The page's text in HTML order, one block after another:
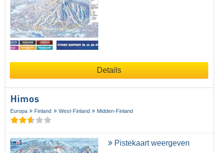
Details
Himos
Europa Finland West-Finland Midden-Finland
Pistekaart weergeven